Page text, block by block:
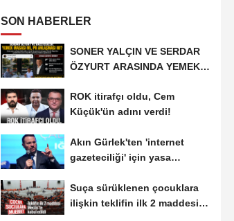
SON HABERLER
SONER YALÇIN VE SERDAR
ÖZYURT ARASINDA YEMEK
ROK itirafçı oldu, Cem
Küçük'ün adını verdi!
Akın Gürlek'ten 'internet
gazeteciliği' için yasa
Suça sürüklenen çocuklara
ilişkin teklifin ilk 2 maddesi